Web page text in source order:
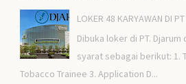
LOKER 48 KARYAWAN DI
Dibuka loker di PT.
syarat sebagai berikut: 1.
Tobacco Trainee 3. Application D...